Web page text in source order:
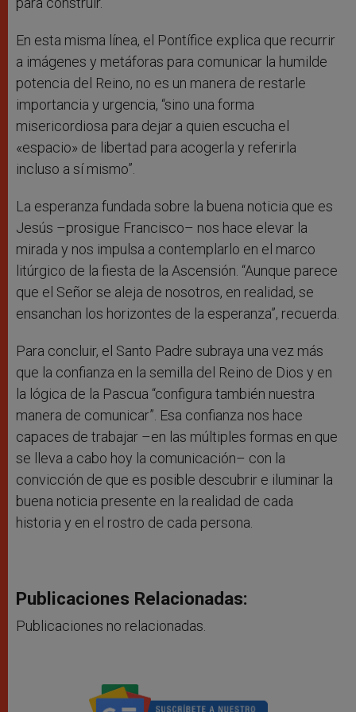
En esta misma línea, el Pontífice explica que recurrir
a imágenes y metáforas para comunicar la humilde
potencia del Reino, no es un manera de restarle
importancia y urgencia, “sino una forma
misericordiosa para dejar a quien escucha el
«espacio» de libertad para acogerla y referirla
incluso a sí mismo”.
La esperanza fundada sobre la buena noticia que es
Jesús –prosigue Francisco– nos hace elevar la
mirada y nos impulsa a contemplarlo en el marco
litúrgico de la fiesta de la Ascensión. “Aunque parece
que el Señor se aleja de nosotros, en realidad, se
ensanchan los horizontes de la esperanza”, recuerda.
Para concluir, el Santo Padre subraya una vez más
que la confianza en la semilla del Reino de Dios y en
la lógica de la Pascua “configura también nuestra
manera de comunicar”. Esa confianza nos hace
capaces de trabajar –en las múltiples formas en que
se lleva a cabo hoy la comunicación– con la
convicción de que es posible descubrir e iluminar la
buena noticia presente en la realidad de cada
historia y en el rostro de cada persona.
Publicaciones Relacionadas:
Publicaciones no relacionadas.